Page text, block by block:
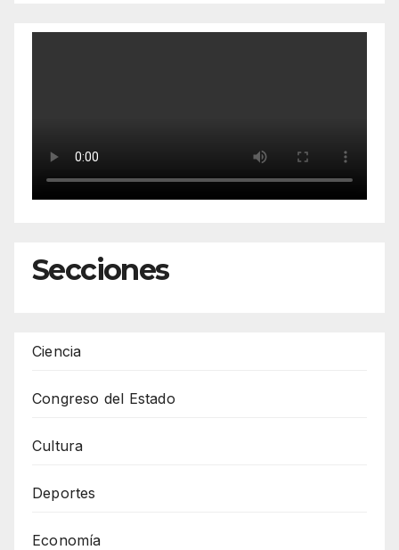
Secciones
Ciencia
Congreso del Estado
Cultura
Deportes
Economía